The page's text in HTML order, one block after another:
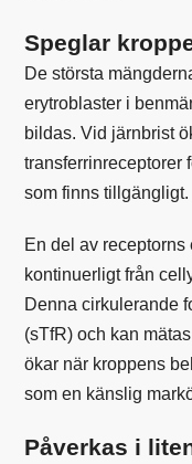
Speglar
De största
erytroblaster i
bildas. Vid järnbrist
transferrinreceptorer
som finns tillgängligt.
En del av
kontinuerligt från
Denna cirkulerande
(sTfR) och kan
ökar när kroppens
som en känslig
Påverkas i